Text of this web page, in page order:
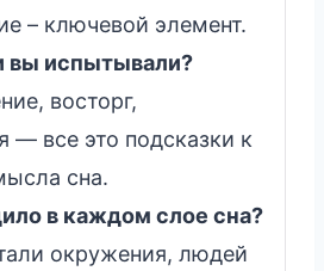
– ключевой элемент.
вы испытывали?
восторг,
— все это подсказки к
сна.
в каждом слое сна?
окружения, людей